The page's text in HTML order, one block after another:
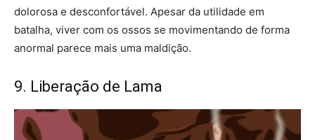
dolorosa e desconfortável. Apesar da utilidade em
batalha, viver com os ossos se movimentando de forma
anormal parece mais uma maldição.
9. Liberação de Lama